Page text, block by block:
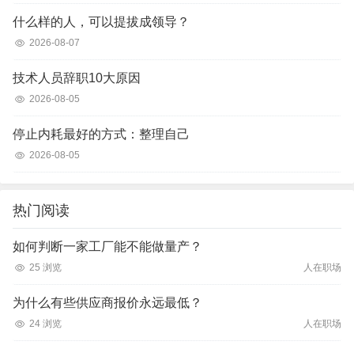
什么样的人，可以提拔成领导？
2026-08-07
技术人员辞职10大原因
2026-08-05
停止内耗最好的方式：整理自己
2026-08-05
热门阅读
如何判断一家工厂能不能做量产？
25 浏览 人在职场
为什么有些供应商报价永远最低？
24 浏览 人在职场